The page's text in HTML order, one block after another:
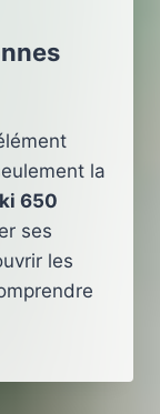
la
650
ses
les